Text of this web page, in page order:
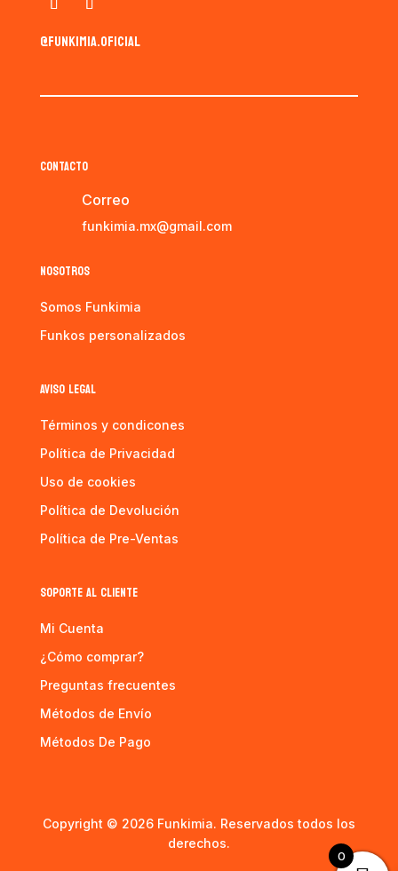
@funkimia.oficial
CONTACTO
Correo
funkimia.mx@gmail.com
NOSOTROS
Somos Funkimia
Funkos personalizados
AVISO LEGAL
Términos y condicones
Política de Privacidad
Uso de cookies
Política de Devolución
Política de Pre-Ventas
SOPORTE AL CLIENTE
Mi Cuenta
¿Cómo comprar?
Preguntas frecuentes
Métodos de Envío
Métodos De Pago
Copyright © 2026 Funkimia. Reservados todos los
derechos.
0